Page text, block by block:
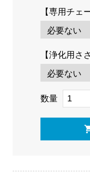
【専用チェ
【浄化用さ
数量